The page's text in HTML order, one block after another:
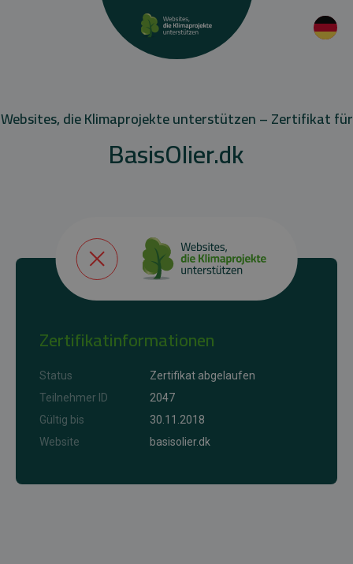
Websites, die Klimaprojekte unterstützen – Zertifikat für
BasisOlier.dk
Zertifikatinformationen
Status
Zertifikat abgelaufen
Teilnehmer ID
2047
Gültig bis
30.11.2018
Website
basisolier.dk